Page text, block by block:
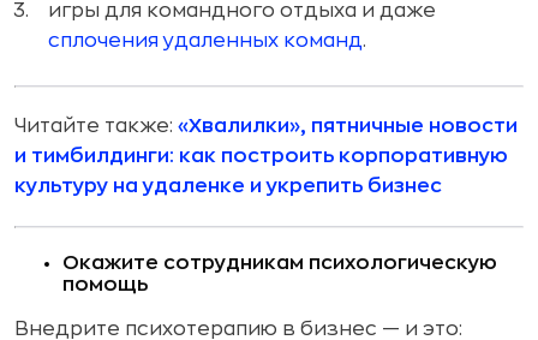
игры для командного отдыха и даже
сплочения удаленных команд.
Читайте также: «Хвалилки», пятничные новости
и тимбилдинги: как построить корпоративную
культуру на удаленке и укрепить бизнес
Окажите сотрудникам психологическую
помощь
Внедрите психотерапию в бизнес — и это: